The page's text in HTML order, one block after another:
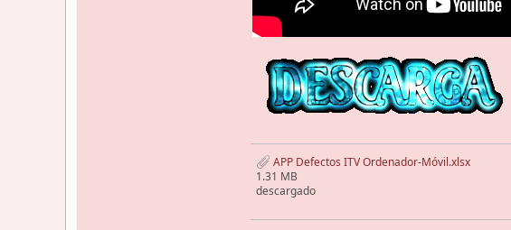
APP Defectos ITV Ordenador-Móvil.xlsx
1.31 MB
descargado